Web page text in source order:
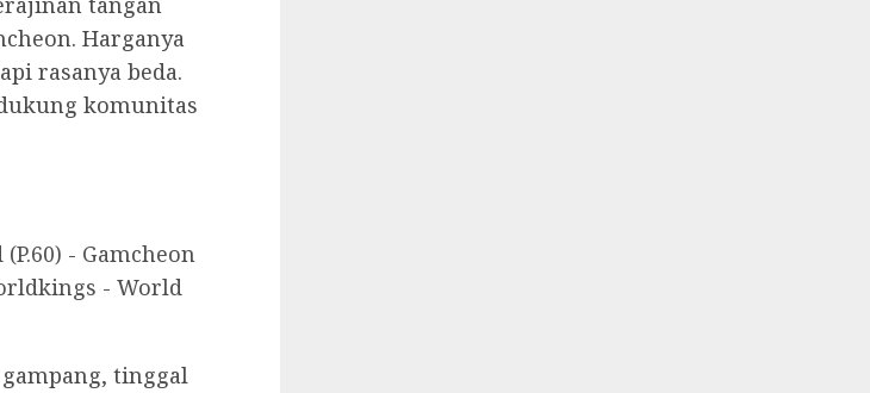
Yang bikin seru
dan toko
beberapa spot
ada kejutan.
memandang ke
panjang banget
males nunggu,
turis solo